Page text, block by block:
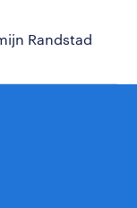
Randstad